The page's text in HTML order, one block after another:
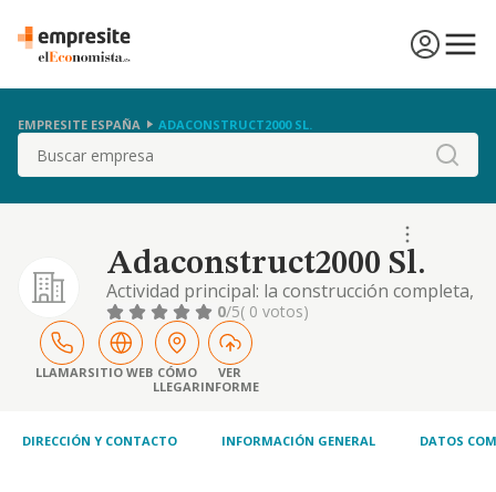
EMPRESITE ESPAÑA ADACONSTRUCT2000 SL.
Buscar
Adaconstruct2000 Sl.
Actividad principal: la construcción completa,
reparación y conservación de edificaciones -
cnae 4121-. la participación en compra de
negocios y sociedades en las que podrá
intervenir como fundadora o adquiriendo
acciones o participaciones de las ya
suscripción, .
0/5( 0 votos)
LLAMARSITIO WEB CÓMO
LLEGAR
VER
INFORME
DIRECCIÓN Y CONTACTO INFORMACIÓN GENERAL DATOS